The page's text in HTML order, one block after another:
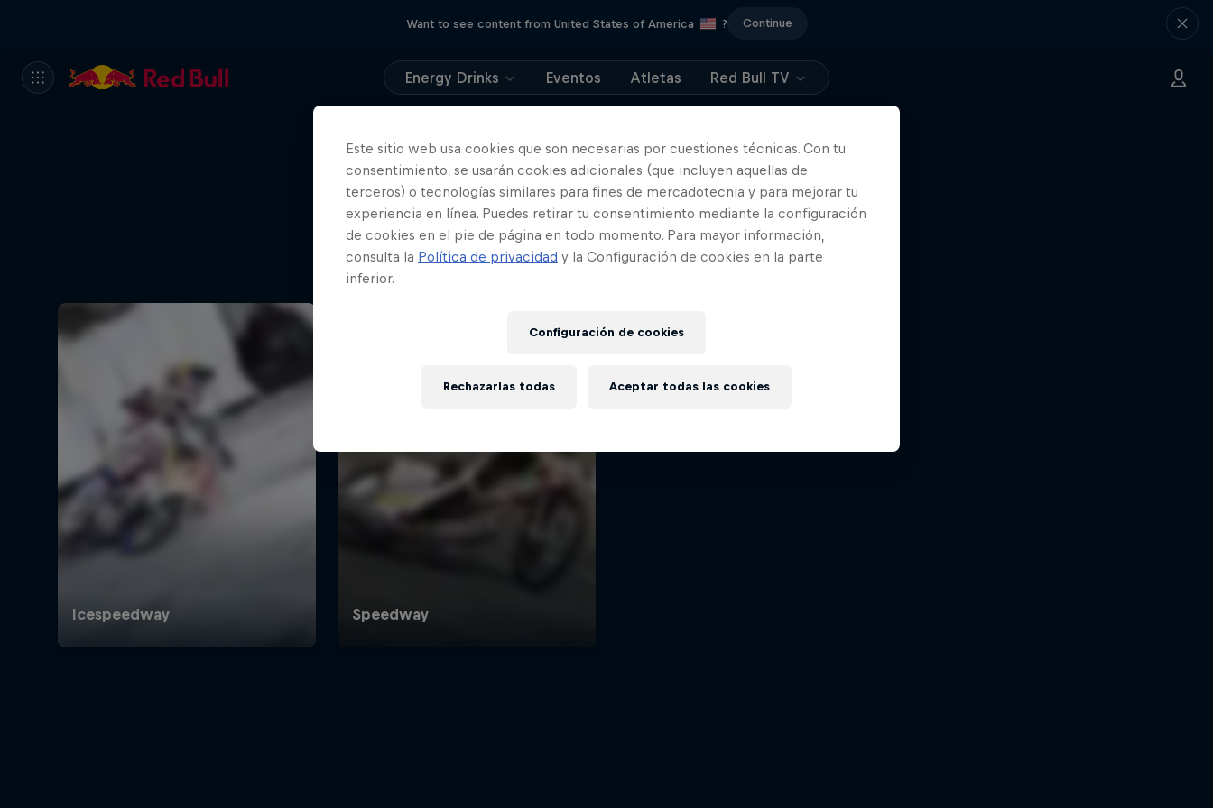
Want to see content from United States of America ? Continue
Energy Drinks Eventos Atletas Red Bull TV
Más contenidos similares
Este sitio web usa cookies que son necesarias por cuestiones técnicas. Con tu
consentimiento, se usarán cookies adicionales (que incluyen aquellas de
terceros) o tecnologías similares para fines de mercadotecnia y para mejorar tu
experiencia en línea. Puedes retirar tu consentimiento mediante la configuración
de cookies en el pie de página en todo momento. Para mayor información,
consulta la Política de privacidad y la Configuración de cookies en la parte
inferior.
Configuración de cookies
Rechazarlas todas Aceptar todas las cookies